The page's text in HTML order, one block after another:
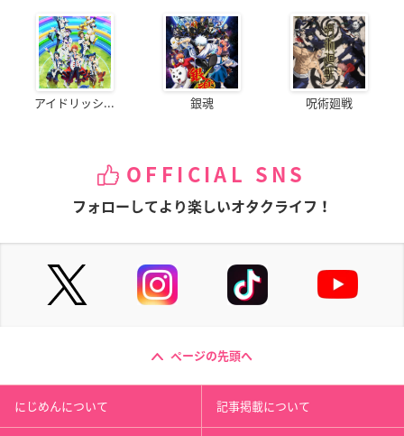
アイドリッシ... 銀魂 呪術廻戦
OFFICIAL SNS
フォローしてより楽しいオタクライフ！
ページの先頭へ
にじめんについて 記事掲載について